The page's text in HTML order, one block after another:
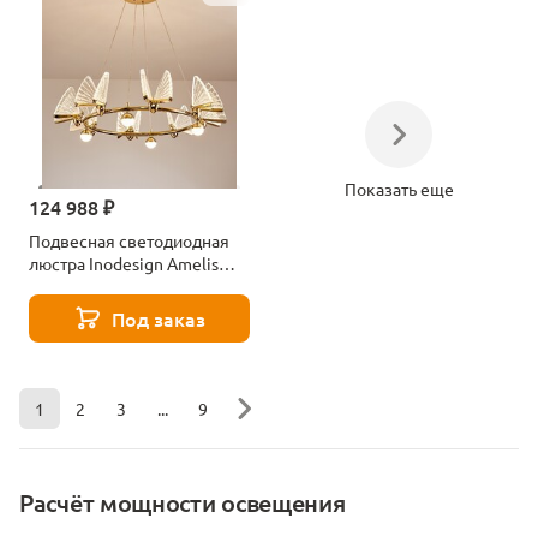
Расчёт мощности освещения
124 988 ₽
Подвесная светодиодная
люстра Inodesign Amelis
Под заказ
Показать еще
1 2 3 9